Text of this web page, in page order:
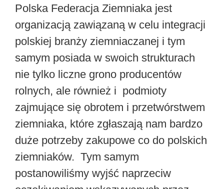
Polska Federacja Ziemniaka jest
organizacją zawiązaną w celu integracji
polskiej branży ziemniaczanej i tym
samym posiada w swoich strukturach
nie tylko liczne grono producentów
rolnych, ale również i podmioty
zajmujące się obrotem i przetwórstwem
ziemniaka, które zgłaszają nam bardzo
duże potrzeby zakupowe co do polskich
ziemniaków. Tym samym
postanowiliśmy wyjść naprzeciw